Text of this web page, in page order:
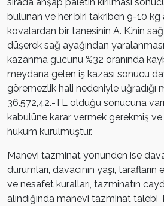
bulunan ve her biri takriben 9-10 kg
kovalardan bir tanesinin A. K.’nin
düşerek sağ ayağından
kazanma gücünü %32 oranında
meydana gelen iş kazası sonucu
göremezlik hali nedeniyle uğradığı
36.572,42.-TL olduğu sonucuna
kabulüne karar vermek gerekmiş ve
hüküm kurulmuştur.
Manevi tazminat yönünden ise
durumları, davacının yaşı,
ve nesafet kuralları, tazminatın
alındığında manevi tazminat